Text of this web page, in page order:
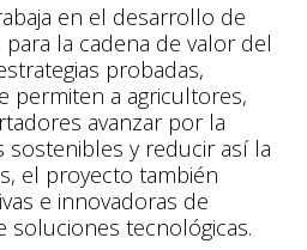
en el desarrollo de
la cadena de valor del
probadas,
permiten a agricultores,
avanzar por la
sostenibles y reducir así la
el proyecto también
e innovadoras de
soluciones tecnológicas.